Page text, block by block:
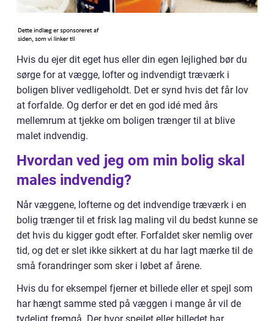
Hvis du ejer dit eget hus eller din egen lejlighed bør du
sørge for at vægge, lofter og indvendigt træværk i
boligen bliver vedligeholdt. Det er synd hvis det får lov
at forfalde. Og derfor er det en god idé med års
mellemrum at tjekke om boligen trænger til at blive
malet indvendig.
Hvordan ved jeg om min bolig skal
males indvendig?
Når væggene, lofterne og det indvendige træværk i en
bolig trænger til et frisk lag maling vil du bedst kunne se
det hvis du kigger godt efter. Forfaldet sker nemlig over
tid, og det er slet ikke sikkert at du har lagt mærke til de
små forandringer som sker i løbet af årene.
Hvis du for eksempel fjerner et billede eller et spejl som
har hængt samme sted på væggen i mange år vil de